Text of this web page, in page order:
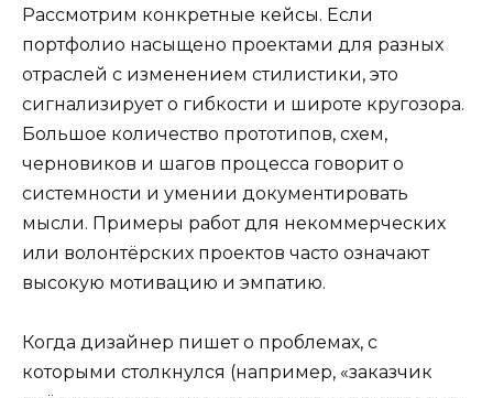
Рассмотрим конкретные кейсы. Если
портфолио насыщено проектами для разных
отраслей с изменением стилистики, это
сигнализирует о гибкости и широте кругозора.
Большое количество прототипов, схем,
черновиков и шагов процесса говорит о
системности и умении документировать
мысли. Примеры работ для некоммерческих
или волонтёрских проектов часто означают
высокую мотивацию и эмпатию.
Когда дизайнер пишет о проблемах, с
которыми столкнулся (например, «заказчик